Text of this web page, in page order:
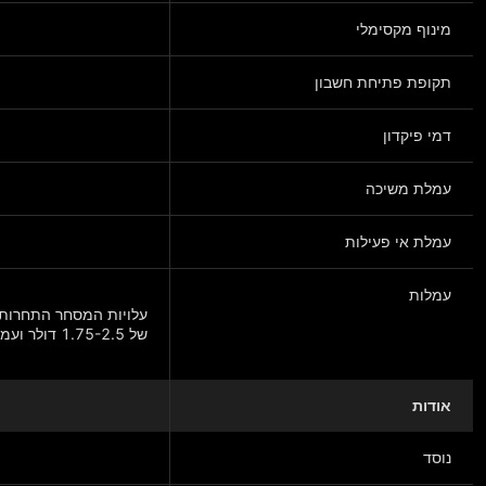
מינוף מקסימלי
תקופת פתיחת חשבון
דמי פיקדון
עמלת משיכה
עמלת אי פעילות
עמלות
עלויות המסחר
של 1.75-2.5 דולר ועמלת מסחר למניה של 0.007-0.0035 דולר.
אודות
נוסד